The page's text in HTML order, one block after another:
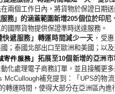
兩個工作日內，將貨物於保證日期送
務」的涵蓋範圍新增205個位於印尼
國際貨物提供保證準時送達服務。
快遞服務」轉運時間減少一天 ，受
；泰國北部出口至歐洲和美國；以
寄件服務」 拓展至10個新增的亞洲市
化處理電子商務訂單，並且接觸更
McCullough補充提到：「UPS的物
轉運時間，使得大部分在亞洲區內